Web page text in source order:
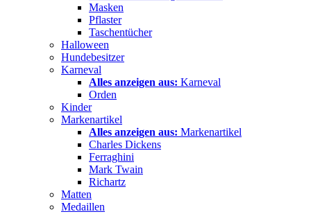
Masken
Pflaster
Taschentücher
Halloween
Hundebesitzer
Karneval
Alles anzeigen aus: Karneval
Orden
Kinder
Markenartikel
Alles anzeigen aus: Markenartikel
Charles Dickens
Ferraghini
Mark Twain
Richartz
Matten
Medaillen